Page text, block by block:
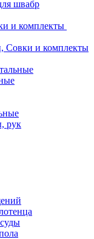
швабр
и комплекты
Совки и комплекты
рук